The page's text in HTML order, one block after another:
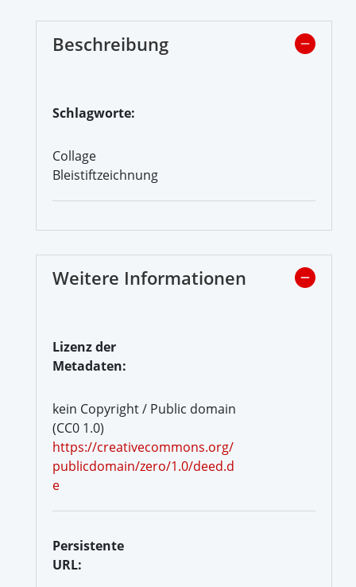
Beschreibung
Schlagworte:
Collage
Bleistiftzeichnung
Weitere Informationen
Lizenz der
Metadaten:
kein Copyright / Public domain
(CC0 1.0)
https://creativecommons.org/
publicdomain/zero/1.0/deed.d
e
Persistente
URL: